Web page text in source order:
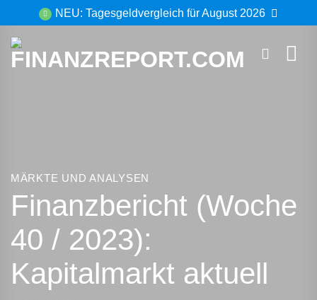
Inhalt
springen
NEU: Tagesgeldvergleich für August 2026
MÄRKTE UND ANALYSEN
Finanzbericht (Woche
40 / 2023):
Kapitalmarkt aktuell